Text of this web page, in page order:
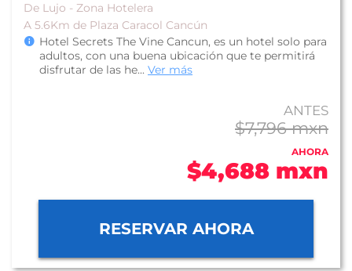
De Lujo - Zona Hotelera
A 5.6Km de Plaza Caracol Cancún
Hotel Secrets The Vine Cancun, es un hotel solo para
adultos, con una buena ubicación que te permitirá
disfrutar de las he... Ver más
ANTES
$7,796 mxn
AHORA
$4,688 mxn
RESERVAR AHORA